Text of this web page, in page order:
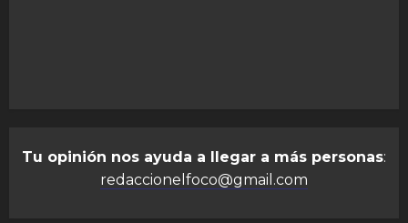
Tu opinión nos ayuda a llegar a más personas:
redaccionelfoco@gmail.com